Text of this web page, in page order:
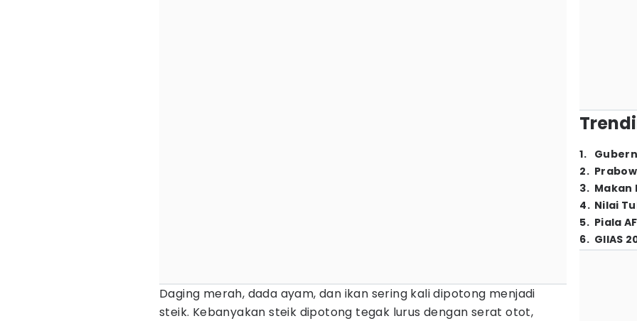
Daging merah, dada ayam, dan ikan sering kali dipotong menjadi
steik. Kebanyakan steik dipotong tegak lurus dengan serat otot,
1.
2.
3. Makan
4. Nilai
5. Piala
6. GIIAS